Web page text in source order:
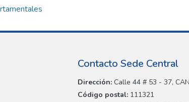
Contacto Sede Central
Dirección: Calle 44 # 53 - 37,
Código postal: 111321